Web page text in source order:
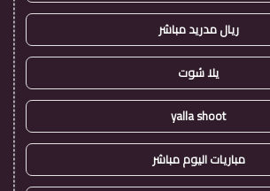
ريال مدريد مباشر
يلا شوت
yalla shoot
مباريات اليوم مباشر